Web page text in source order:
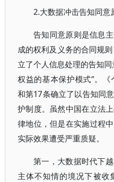
2.大数据冲击告知同意
告知同意原则是信息
成的权利及义务的合同规
立了个人信息处理的告知
权益的基本保护模式”。
和第17条确立了以告知同
护制度。虽然中国在立法
律地位，但是在实施过程
实际效果遭受严重质疑。
第一，大数据时代下
主体不知情的境况下被收